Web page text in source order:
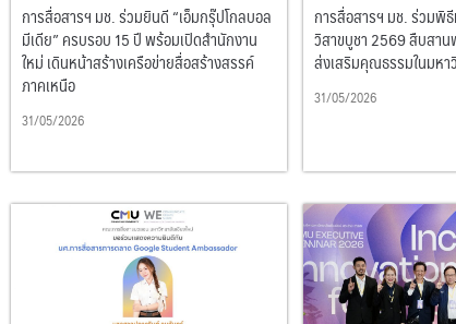
การสื่อสารฯ มช. ร่วมยินดี “เอ็มกรุ๊ปโกลบอล
มีเดีย” ครบรอบ 15 ปี พร้อมเปิดสำนักงาน
ใหม่ เดินหน้าสร้างเครือข่ายสื่อสร้างสรรค์
ภาคเหนือ
31/05/2026
การสื่อสารฯ มช. ร่วม
วิสาขบูชา 2569 สืบสา
ส่งเสริมคุณธรรมในมห
31/05/2026